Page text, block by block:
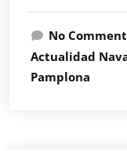
No
Actualidad
Pamplona